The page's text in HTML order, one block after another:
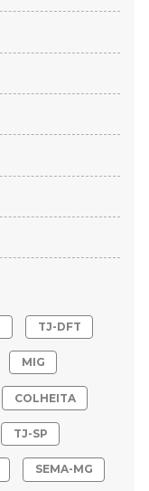
TJ-DFT
MIG
COLHEITA
TJ-SP
SEMA-MG